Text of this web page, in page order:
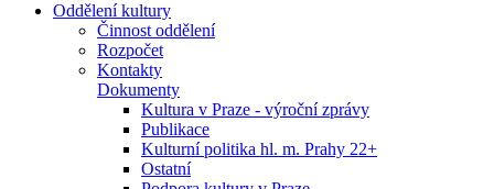
Oddělení kultury
Činnost oddělení
Rozpočet
Kontakty
Dokumenty
Kultura v Praze - výroční zprávy
Publikace
Kulturní politika hl. m. Prahy 22+
Ostatní